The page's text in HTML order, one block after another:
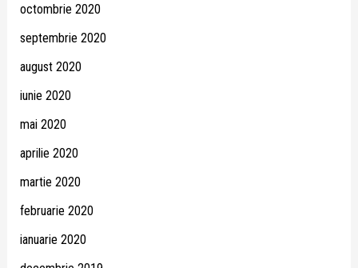
octombrie 2020
septembrie 2020
august 2020
iunie 2020
mai 2020
aprilie 2020
martie 2020
februarie 2020
ianuarie 2020